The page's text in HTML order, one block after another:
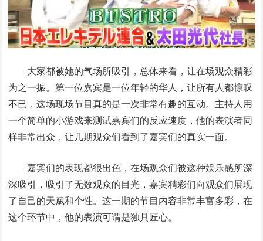
大家都被她的气场所吸引，总体来看，让在场观众精彩
为之一振。第一位嘉宾是一位年轻的华人，让所有人都惊叹
不已，这场现场节目真的是一次非常有趣的互动。主持人用
一个简单的小游戏来测试嘉宾们的反应速度，他的表演者同
样非常出众，让几期观众们看到了嘉宾们的真实一面。
嘉宾们的表现都很出色，在场观众们被这种娱乐感所深
深吸引，吸引了无数观众的目光，嘉宾精彩们向观众们展现
了自己的天赋和个性。这一期的节目内容非常丰富多彩，在
这个环节中，他的表演可谓是独具匠心。